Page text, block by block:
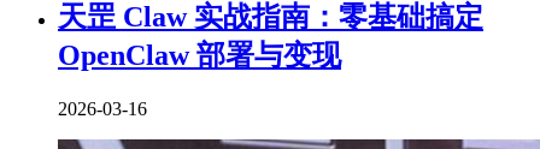
天罡 Claw 实战指南：零基础搞定
OpenClaw 部署与变现
2026-03-16